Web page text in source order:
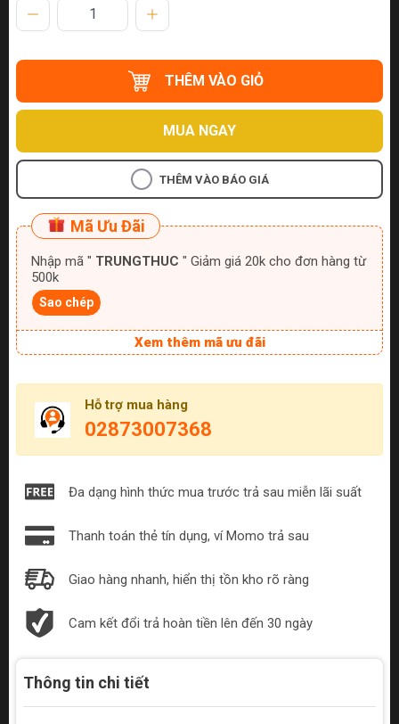
THÊM VÀO GIỎ
MUA NGAY
THÊM VÀO BÁO GIÁ
Mã Ưu Đãi
Nhập mã " TRUNGTHUC " Giảm giá 20k cho đơn hàng từ
500k
Sao chép
Xem thêm mã ưu đãi
Hỗ trợ mua hàng
02873007368
Đa dạng hình thức mua trước trả sau miễn lãi suất
Thanh toán thẻ tín dụng, ví Momo trả sau
Giao hàng nhanh, hiển thị tồn kho rõ ràng
Cam kết đổi trả hoàn tiền lên đến 30 ngày
Thông tin chi tiết